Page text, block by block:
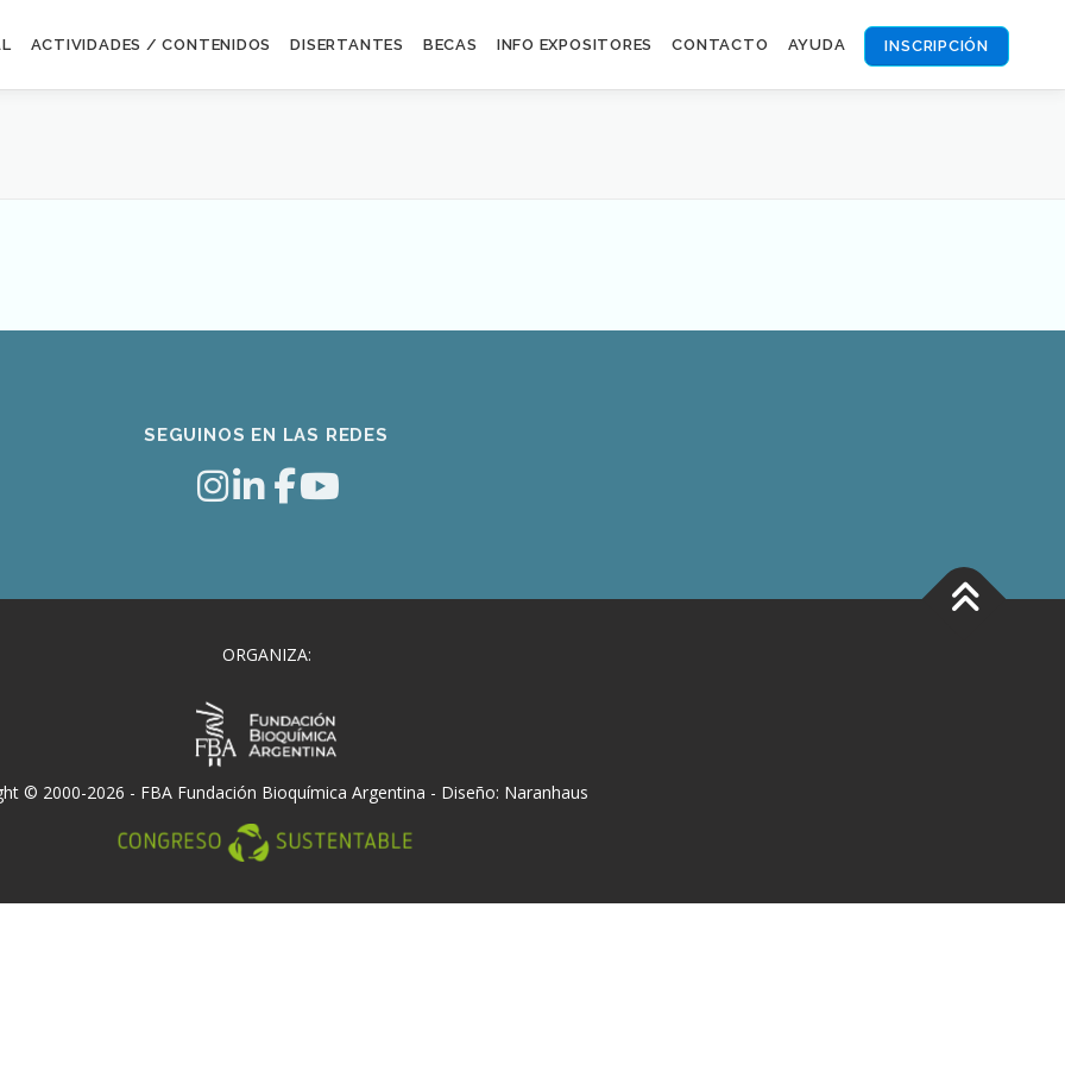
ACTIVIDADES / CONTENIDOS DISERTANTES BECAS INFO EXPOSITORES CONTACTO AYUDA INSCRIPCIÓN
SEGUINOS EN LAS REDES
ORGANIZA:
© 2000-2026 - FBA Fundación Bioquímica Argentina - Diseño: Naranhaus